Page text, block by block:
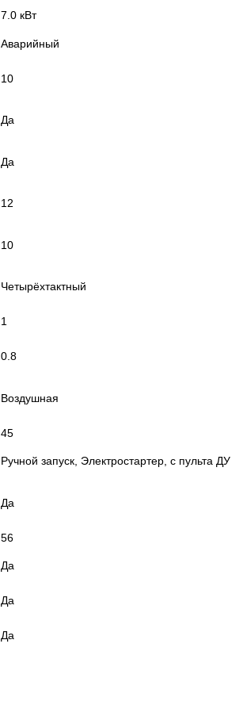
7.0 кВт
Аварийный
10
Да
Да
12
10
Четырёхтактный
1
0.8
Воздушная
45
Ручной запуск, Электростартер, с пульта ДУ
Да
56
Да
Да
Да